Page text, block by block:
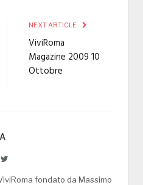
NEXT ARTICLE
ViviRoma
Magazine 2009 10
Ottobre
Twitter
fondato da Massimo